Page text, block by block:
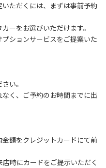
ただくには、まずは事前予約
ーをお選びいただけます。
ションサービスをご提案いた
い。
く、ご予約のお時間までに出
額をクレジットカードにて前
時にカードをご提示いただく